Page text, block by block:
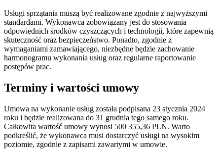
Usługi sprzątania muszą być realizowane zgodnie z najwyższymi
standardami. Wykonawca zobowiązany jest do stosowania
odpowiednich środków czyszczących i technologii, które zapewnią
skuteczność oraz bezpieczeństwo. Ponadto, zgodnie z
wymaganiami zamawiającego, niezbędne będzie zachowanie
harmonogramu wykonania usług oraz regularne raportowanie
postępów prac.
Terminy i wartości umowy
Umowa na wykonanie usług została podpisana 23 stycznia 2024
roku i będzie realizowana do 31 grudnia tego samego roku.
Całkowita wartość umowy wynosi 500 355,36 PLN. Warto
podkreślić, że wykonawca musi dostarczyć usługi na wysokim
poziomie, zgodnie z zapisami zawartymi w umowie.